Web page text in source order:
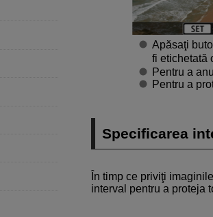
Apăsaţi
fi etichetată
Pentru a
Pentru a
Specificarea
În timp ce priviţi
interval pentru a proteja